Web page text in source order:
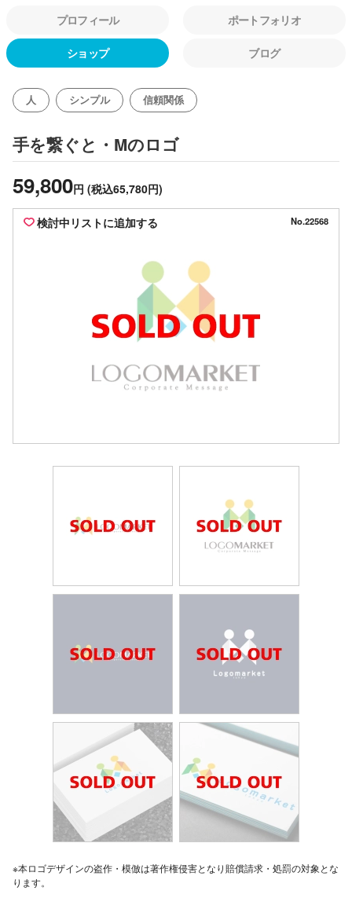
プロフィール ポートフォリオ
ショップ ブログ
人 シンプル 信頼関係
手を繋ぐと・Mのロゴ
59,800円 (税込65,780円)
検討中リストに追加する No.22568
※本ロゴデザインの盗作・模倣は著作権侵害となり賠償請求・処罰の対象とな
ります。